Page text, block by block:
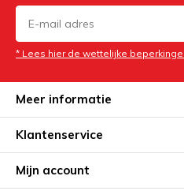
* Lees hier de wettelijke
Meer informatie
Klantenservice
Mijn account